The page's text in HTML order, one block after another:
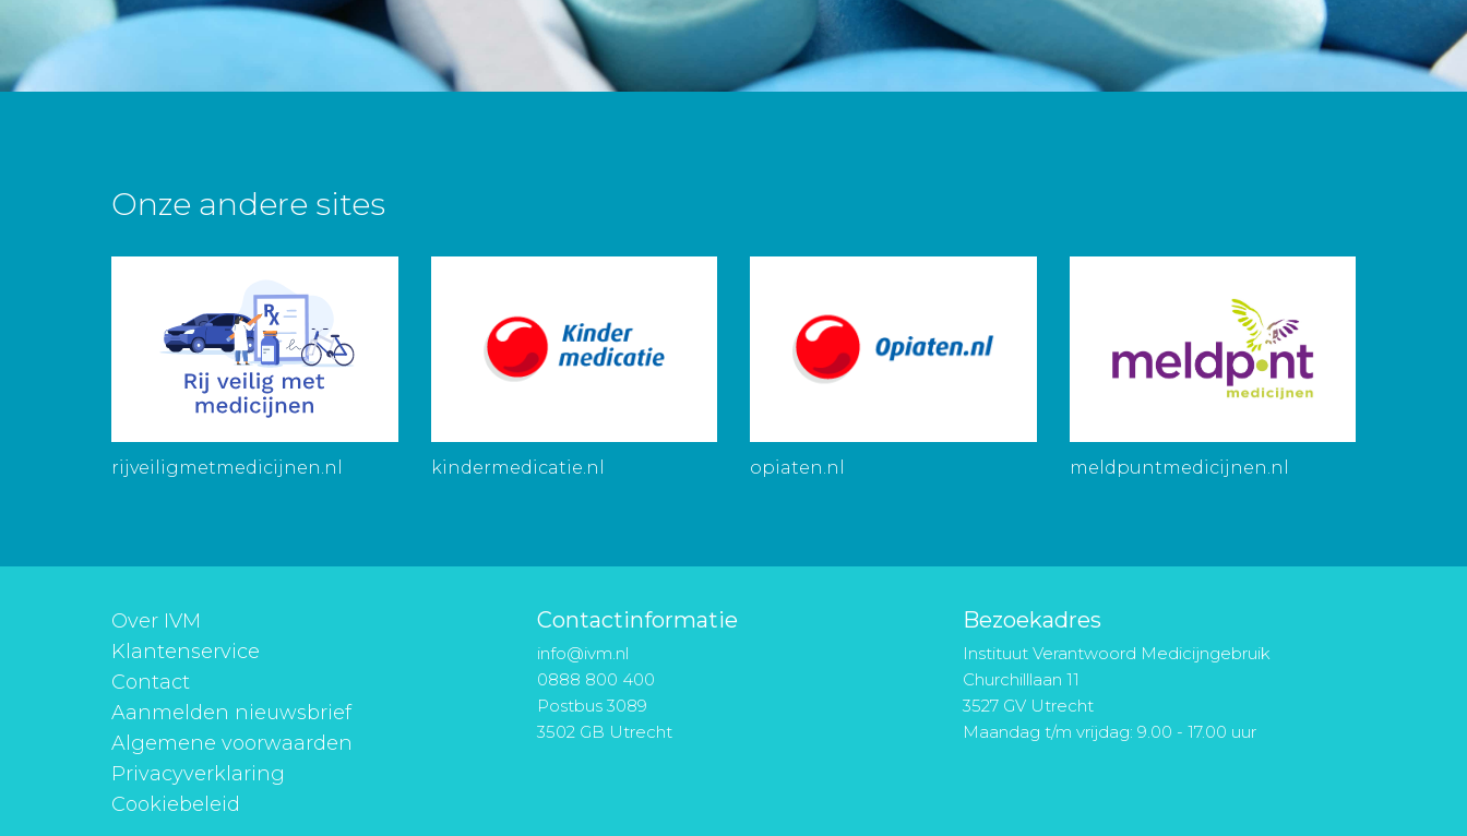
Onze andere sites
rijveiligmetmedicijnen.nl kindermedicatie.nl opiaten.nl meldpuntmedicijnen.nl
Over IVM
Klantenservice
Contact
Aanmelden nieuwsbrief
Algemene voorwaarden
Privacyverklaring
Cookiebeleid
Contactinformatie
info@ivm.nl
0888 800 400
Postbus 3089
3502 GB Utrecht
Bezoekadres
Instituut Verantwoord Medicijngebruik
Churchilllaan 11
3527 GV Utrecht
Maandag t/m vrijdag: 9.00 - 17.00 uur